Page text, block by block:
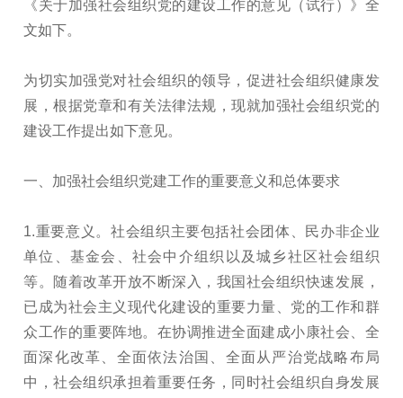
《关于加强社会组织党的建设工作的意见（试行）》全
文如下。
为切实加强党对社会组织的领导，促进社会组织健康发
展，根据党章和有关法律法规，现就加强社会组织党的
建设工作提出如下意见。
一、加强社会组织党建工作的重要意义和总体要求
1.重要意义。社会组织主要包括社会团体、民办非企业
单位、基金会、社会中介组织以及城乡社区社会组织
等。随着改革开放不断深入，我国社会组织快速发展，
已成为社会主义现代化建设的重要力量、党的工作和群
众工作的重要阵地。在协调推进全面建成小康社会、全
面深化改革、全面依法治国、全面从严治党战略布局
中，社会组织承担着重要任务，同时社会组织自身发展